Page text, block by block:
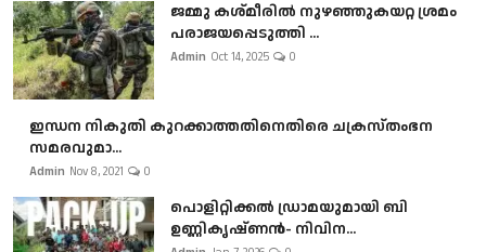
ജമ്മു കശ്മീരിൽ നുഴഞ്ഞുകയറ്റ ശ്രമം
പരാജയപ്പെടുത്തി ...
Admin Oct 14, 2025 0
ഇന്ധന നികുതി കുറക്കാത്തതിനെതിരെ ചക്രസ്തംഭന
സമരവുമാ...
Admin Nov 8, 2021 0
പൊളിറ്റിക്കല്‍ ഡ്രാമയുമായി ബി
ഉണ്ണികൃഷ്ണന്‍- നിവിന...